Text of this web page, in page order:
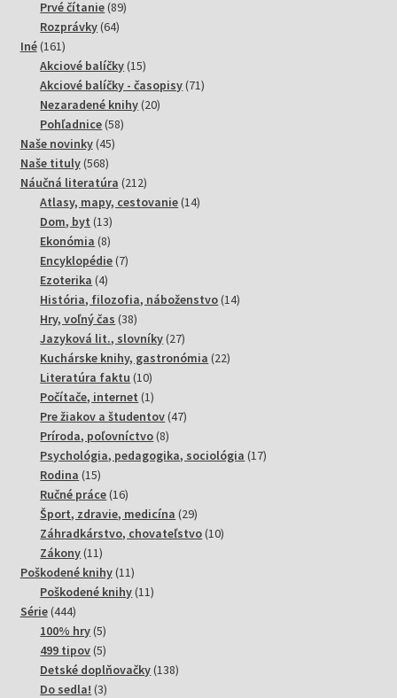
Prvé čítanie 8989
Rozprávky 6464
Iné 161161
produktov
Akciové balíčky 1515
produktov
Akciové balíčky - časopisy 7171
Nezaradené knihy 2020
Pohľadnice 5858
Naše novinky 4545
Naše tituly 568568
produktov
Náučná literatúra 212212
produktov
Atlasy, mapy, cestovanie 1414
Dom, byt 1313
produktov
Ekonómia 88
produktov
Encyklopédie 77
Ezoterika 44
produkty
História, filozofia, náboženstvo 1414
Hry, voľný čas 3838
produktov
Jazyková lit., slovníky 2727
produktov
Kuchárske knihy, gastronómia 2222
Literatúra faktu 1010
produktov
Počítače, internet 11
produkt
Pre žiakov a študentov 4747
Príroda, poľovníctvo 88
produktov
Psychológia, pedagogika, sociológia 1717
Rodina 1515
produktov
Ručné práce 1616
produktov
Šport, zdravie, medicína 2929
produktov
Záhradkárstvo, chovateľstvo 1010
Zákony 1111
produktov
Poškodené knihy 1111
produktov
Poškodené knihy 1111
Série 444444
produktov
100% hry 55
produktov
499 tipov 55
produktov
Detské doplňovačky 138138
Do sedla! 33